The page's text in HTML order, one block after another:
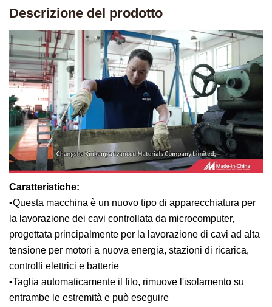
Descrizione del prodotto
Caratteristiche:
•Questa macchina è un nuovo tipo di apparecchiatura per
la lavorazione dei cavi controllata da microcomputer,
progettata principalmente per la lavorazione di cavi ad alta
tensione per motori a nuova energia, stazioni di ricarica,
controlli elettrici e batterie
•Taglia automaticamente il filo, rimuove l'isolamento su
entrambe le estremità e può eseguire